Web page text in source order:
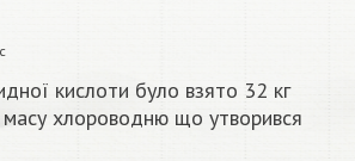
кислоти було взято 32 кг
хлороводню що утворився​